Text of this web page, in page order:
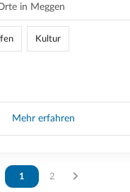
in Meggen
Kultur
Mehr erfahren
Vous êtes sur la page
1 Vous êtes sur la page
2